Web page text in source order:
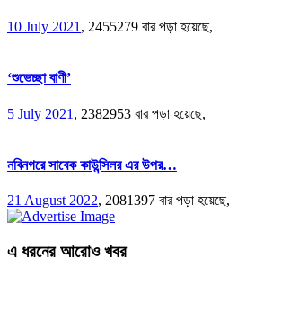
10 July 2021 , 2455279 বার পড়া হয়েছে,
‘শুভেচ্ছা বাণী’
5 July 2021 , 2382953 বার পড়া হয়েছে,
নবিনগরে সাবেক কাউন্সিলর এর উপর…
21 August 2022, 2081397 বার পড়া হয়েছে,
এ ধরনের আরোও খবর